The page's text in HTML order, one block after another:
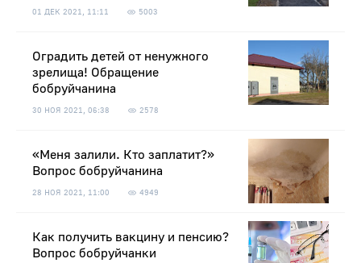
01 ДЕК 2021, 11:11 5003
Оградить детей от ненужного
зрелища! Обращение
бобруйчанина
30 НОЯ 2021, 06:38 2578
«Меня залили. Кто заплатит?»
Вопрос бобруйчанина
28 НОЯ 2021, 11:00 4949
Как получить вакцину и пенсию?
Вопрос бобруйчанки